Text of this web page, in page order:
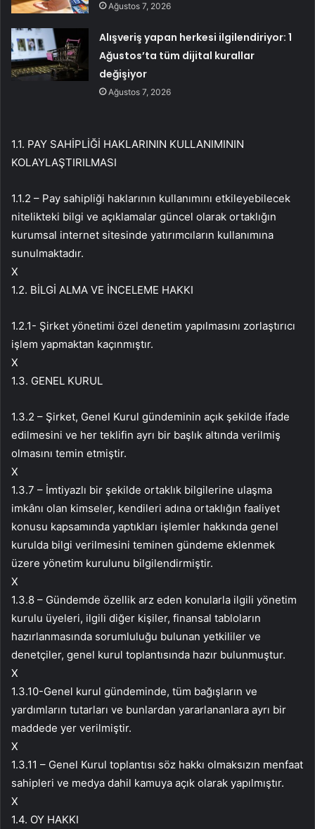
Ağustos 7, 2026
Alışveriş yapan herkesi ilgilendiriyor: 1
Ağustos’ta tüm dijital kurallar
değişiyor
Ağustos 7, 2026
1.1. PAY SAHİPLİĞİ HAKLARININ KULLANIMININ
KOLAYLAŞTIRILMASI
1.1.2 – Pay sahipliği haklarının kullanımını etkileyebilecek
nitelikteki bilgi ve açıklamalar güncel olarak ortaklığın
kurumsal internet sitesinde yatırımcıların kullanımına
sunulmaktadır.
X
1.2. BİLGİ ALMA VE İNCELEME HAKKI
1.2.1- Şirket yönetimi özel denetim yapılmasını zorlaştırıcı
işlem yapmaktan kaçınmıştır.
X
1.3. GENEL KURUL
1.3.2 – Şirket, Genel Kurul gündeminin açık şekilde ifade
edilmesini ve her teklifin ayrı bir başlık altında verilmiş
olmasını temin etmiştir.
X
1.3.7 – İmtiyazlı bir şekilde ortaklık bilgilerine ulaşma
imkânı olan kimseler, kendileri adına ortaklığın faaliyet
konusu kapsamında yaptıkları işlemler hakkında genel
kurulda bilgi verilmesini teminen gündeme eklenmek
üzere yönetim kurulunu bilgilendirmiştir.
X
1.3.8 – Gündemde özellik arz eden konularla ilgili yönetim
kurulu üyeleri, ilgili diğer kişiler, finansal tabloların
hazırlanmasında sorumluluğu bulunan yetkililer ve
denetçiler, genel kurul toplantısında hazır bulunmuştur.
X
1.3.10-Genel kurul gündeminde, tüm bağışların ve
yardımların tutarları ve bunlardan yararlananlara ayrı bir
maddede yer verilmiştir.
X
1.3.11 – Genel Kurul toplantısı söz hakkı olmaksızın menfaat
sahipleri ve medya dahil kamuya açık olarak yapılmıştır.
X
1.4. OY HAKKI